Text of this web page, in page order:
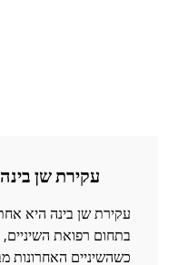
עקירת שן
עקירת שן בינה היא
כשהשיניים האחרונות